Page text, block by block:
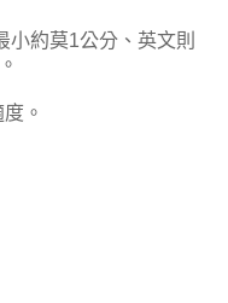
小約莫1公分、英文則
。